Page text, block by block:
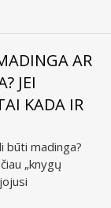
AR
JEI
KADA IR
būti madinga?
„knygų